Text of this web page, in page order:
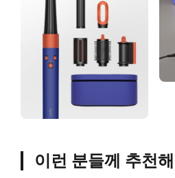
이런 분들께 추천